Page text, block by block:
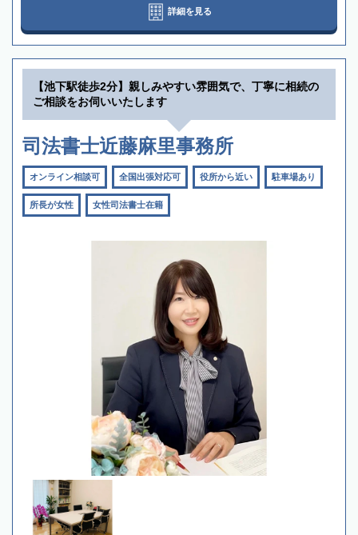
詳細を見る
【池下駅徒歩2分】親しみやすい雰囲気で、丁寧に相続の
ご相談をお伺いいたします
司法書士近藤麻里事務所
オンライン相談可 全国出張対応可 役所から近い 駐車場あり
所長が女性 女性司法書士在籍